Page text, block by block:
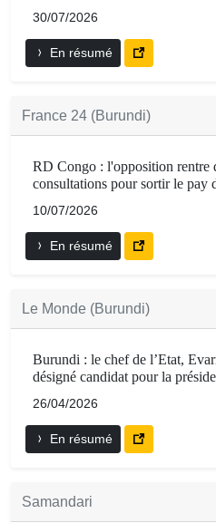
30/07/2026
En résumé
France 24 (Burundi)
RD Congo : l'opposition rentre
consultations pour sortir le pay
10/07/2026
En résumé
Le Monde (Burundi)
Burundi : le chef de l’Etat,
désigné candidat pour la
26/04/2026
En résumé
Samandari